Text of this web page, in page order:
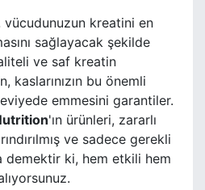
kreatini en
sağlayacak şekilde
ve saf kreatin
kaslarınızın bu önemli
emmesini garantiler.
'ın ürünleri, zararlı
ve sadece gerekli
demektir ki, hem etkili hem